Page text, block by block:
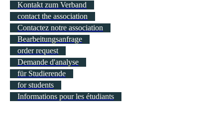
Kontakt zum Verband
contact the association
Contactez notre association
Bearbeitungsanfrage
order request
Demande d'analyse
für Studierende
for students
Informations pour les étudiants